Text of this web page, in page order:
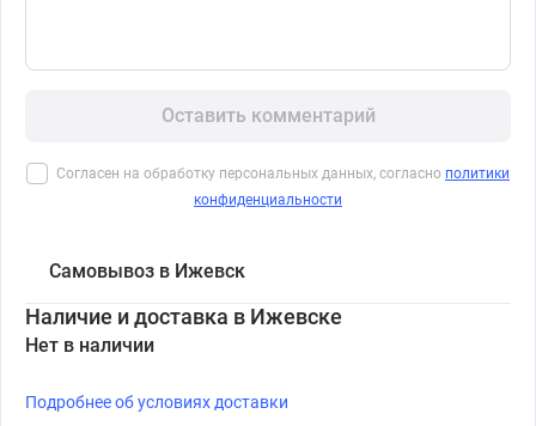
Оставить комментарий
Согласен на обработку персональных данных, согласно политики
конфиденциальности
Самовывоз в Ижевск
Наличие и доставка в Ижевске
Нет в наличии
Подробнее об условиях доставки